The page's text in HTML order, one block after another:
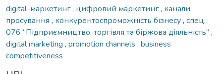
digital-маркетинг, цифровий маркетинг, канали
просування , конкурентоспроможність бізнесу, спец.
076 “Підприємництво, торгівля та біржова діяльність“ ,
digital marketing , promotion channels , business
competitiveness